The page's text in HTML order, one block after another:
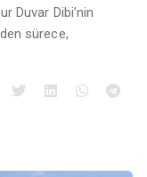
Duvar Dibi’nin
sürece,